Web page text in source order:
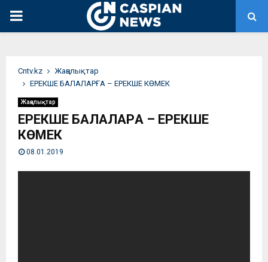
PRIMARY
Сntv.kz
Жаңалықтар
ЕРЕКШЕ БАЛАЛАРҒА – ЕРЕКШЕ КӨМЕК
Жаңалықтар
ЕРЕКШЕ БАЛАЛАРҒА – ЕРЕКШЕ
КӨМЕК
08.01.2019